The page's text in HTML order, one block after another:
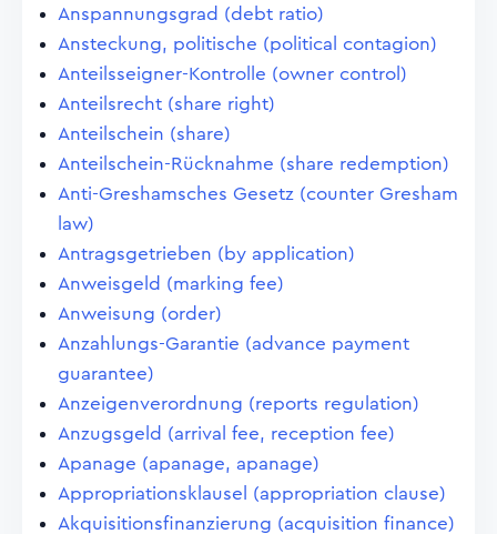
Anspannungsgrad (debt ratio)
Ansteckung, politische (political contagion)
Anteilsseigner-Kontrolle (owner control)
Anteilsrecht (share right)
Anteilschein (share)
Anteilschein-Rücknahme (share redemption)
Anti-Greshamsches Gesetz (counter Gresham
law)
Antragsgetrieben (by application)
Anweisgeld (marking fee)
Anweisung (order)
Anzahlungs-Garantie (advance payment
guarantee)
Anzeigenverordnung (reports regulation)
Anzugsgeld (arrival fee, reception fee)
Apanage (apanage, apanage)
Appropriationsklausel (appropriation clause)
Akquisitionsfinanzierung (acquisition finance)